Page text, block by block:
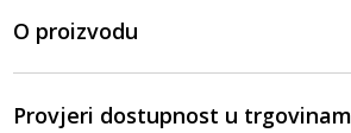
O proizvodu
Provjeri dostupnost u